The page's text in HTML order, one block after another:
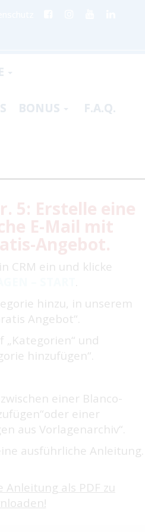
BONUS F.A.Q.
CRM ein und klicke
.
hinzu, in unserem
Angebot“.
„Kategorien“ und
hinzufügen“.
einer Blanco-
einer
aus Vorlagenarchiv“.
ausführliche Anleitung.
Anleitung als PDF zu